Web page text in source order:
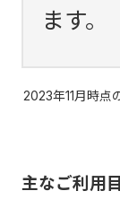
ます。
2023年11月時点
主なご利用